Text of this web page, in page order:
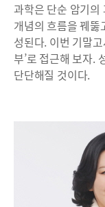
과학은 단순 암기의
개념의 흐름을 꿰뚫
성된다. 이번 기말
부’로 접근해 보자.
단단해질 것이다.